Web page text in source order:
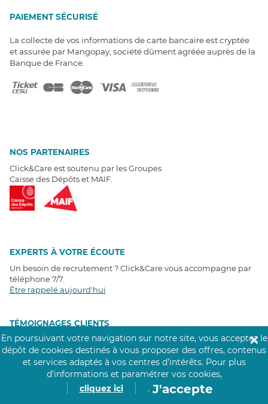
PAIEMENT SÉCURISÉ
La collecte de vos informations de carte bancaire est cryptée
et assurée par Mangopay, société dûment agréée auprès de la
Banque de France.
NOS PARTENAIRES
Click&Care est soutenu par les Groupes
Caisse des Dépôts et MAIF.
EXPERTS À VOTRE ÉCOUTE
Un besoin de recrutement ? Click&Care vous accompagne par
téléphone 7/7
Être rappelé aujourd'hui
TÉMOIGNAGES CLIENTS
4,6 /5
Avis clientsrécoltés sur
Google
En poursuivant votre navigation sur notre site, vous acceptez le
dépôt de cookies destinés à vous proposer des offres, contenus
et services adaptés à vos centres d’intérêts. Pour plus
d’informations et paramétrer vos cookies,
cliquez ici
. J'accepte
✕